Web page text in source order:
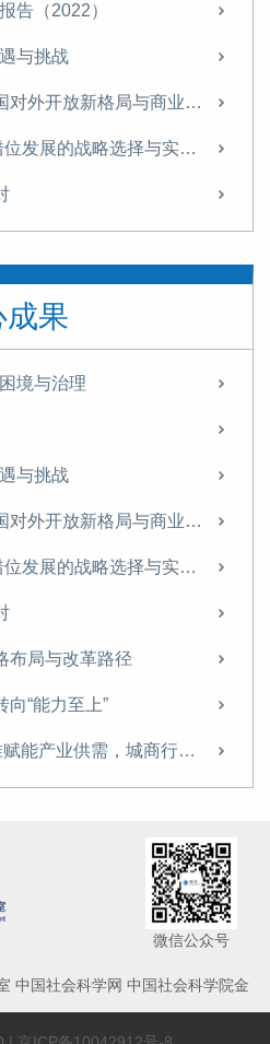
告（2022）
与挑战
曾刚：“十五五”期间我国对外开放新格局与商业银行经营策略
十五五”时期中小银行错位发展的战略选择与实施路径
向“能力至上”
，筑牢金融安全网
进信托业转型升级
新规出台，助力地方AMC规范化专业化发展丨曾刚专栏
曾刚：稳定币发展，长期或推动货币体系向多元资产支撑转变
短板仍需突破
低利率时代不仅是数值变化，更是经济运行逻辑的转变
金融体系
上海金融与发展实验室首席专家、主任曾刚：聚焦培养新动能，以科技创新服务壮大耐心资本
曾刚 陈晓：银行零售不良资产转让市场的发展与完善
变革与发展之路
化解
果
境与治理
与挑战
曾刚：“十五五”期间我国对外开放新格局与商业银行经营策略
十五五”时期中小银行错位发展的战略选择与实施路径
布局与改革路径
向“能力至上”
深耕本地重点领域 精准赋能产业供需，城商行如何当好服务地方经济的生力军
微信公众号
中国社会科学网 中国社会科学院金